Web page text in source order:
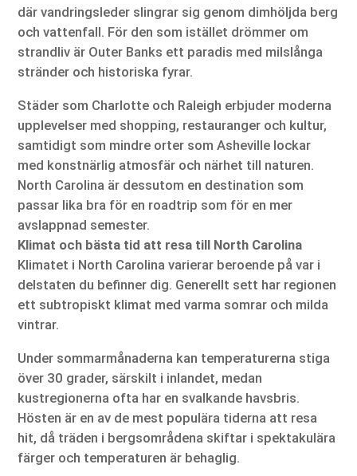
där vandringsleder slingrar sig genom dimhöljda berg
och vattenfall. För den som istället drömmer om
strandliv är Outer Banks ett paradis med milslånga
stränder och historiska fyrar.
Städer som Charlotte och Raleigh erbjuder moderna
upplevelser med shopping, restauranger och kultur,
samtidigt som mindre orter som Asheville lockar
med konstnärlig atmosfär och närhet till naturen.
North Carolina är dessutom en destination som
passar lika bra för en roadtrip som för en mer
avslappnad semester.
Klimat och bästa tid att resa till North Carolina
Klimatet i North Carolina varierar beroende på var i
delstaten du befinner dig. Generellt sett har regionen
ett subtropiskt klimat med varma somrar och milda
vintrar.
Under sommarmånaderna kan temperaturerna stiga
över 30 grader, särskilt i inlandet, medan
kustregionerna ofta har en svalkande havsbris.
Hösten är en av de mest populära tiderna att resa
hit, då träden i bergsområdena skiftar i spektakulära
färger och temperaturen är behaglig.